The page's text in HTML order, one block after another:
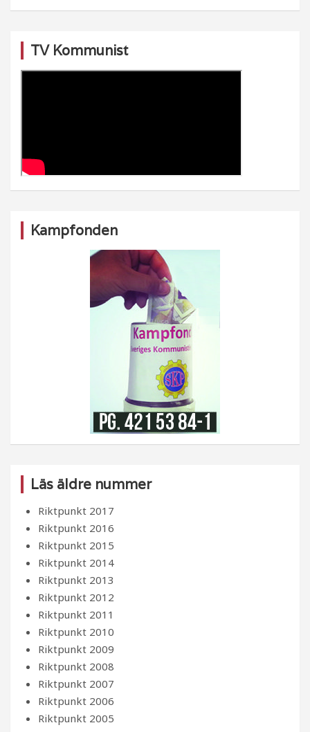
TV Kommunist
Kampfonden
Läs äldre nummer
Riktpunkt 2017
Riktpunkt 2016
Riktpunkt 2015
Riktpunkt 2014
Riktpunkt 2013
Riktpunkt 2012
Riktpunkt 2011
Riktpunkt 2010
Riktpunkt 2009
Riktpunkt 2008
Riktpunkt 2007
Riktpunkt 2006
Riktpunkt 2005